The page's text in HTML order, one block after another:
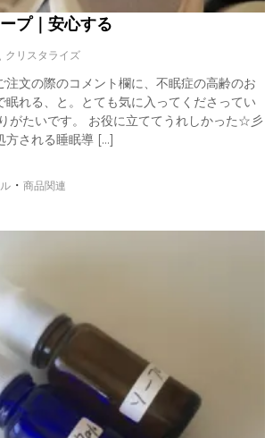
プ｜安心する
クリスタライズ
注文の際のコメント欄に、不眠症の高齢のお
眠れる、と。とても気に入ってくださってい
がたいです。 お役に立ててうれしかった☆彡
方される睡眠導 […]
・ 商品関連